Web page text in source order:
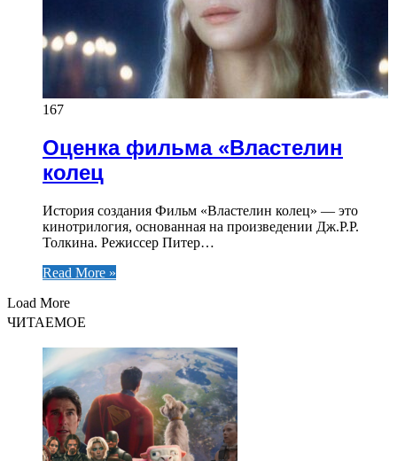
167
Оценка фильма «Властелин
колец
История создания Фильм «Властелин колец» — это
кинотрилогия, основанная на произведении Дж.Р.Р.
Толкина. Режиссер Питер…
Read More »
Load More
ЧИТАЕМОЕ